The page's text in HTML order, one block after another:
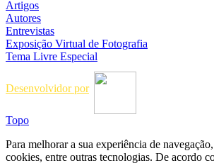
Artigos
Autores
Entrevistas
Exposição Virtual de Fotografia
Tema Livre Especial
Desenvolvidor por
Topo
Para melhorar a sua experiência de
cookies, entre outras tecnologias. De acordo